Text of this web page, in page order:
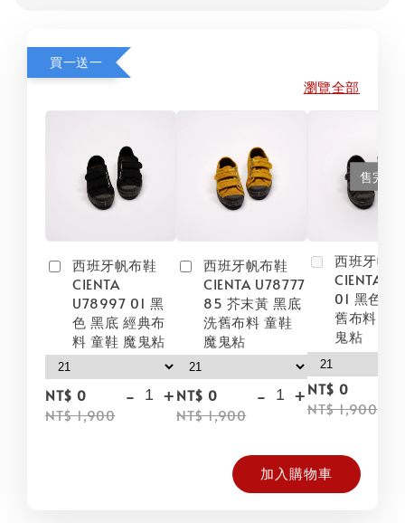
買一送一
瀏覽全部
西班牙帆布鞋
CIENTA
U78997 01 黑
色 黑底 經典布
料 童鞋 魔鬼粘
NT$ 0
NT$ 1,900
- +
西班牙帆布鞋
CIENTA U78777
85 芥末黃 黑底
洗舊布料 童鞋
魔鬼粘
NT$ 0
NT$ 1,900
- +
售完
西班牙帆
CIENTA
01 黑色 黑
舊布料 童
鬼粘
NT$ 0
NT$ 1,900
加入購物車